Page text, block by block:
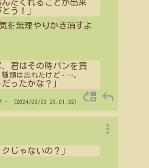
だくれることが出来
う！」
を無理やりかき消すよ
、君はその時パンを買
種類は忘れたけど……。
ったかな？」
- （2024/03/03 20:01:32） move_up reply
じゃないの？」
more_vert